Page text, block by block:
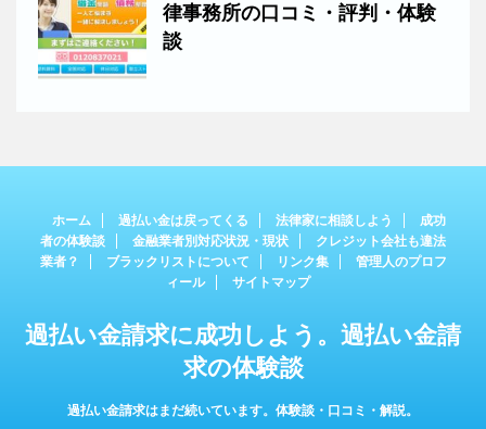
律事務所の口コミ・評判・体験
談
ホーム 過払い金は戻ってくる 法律家に相談しよう
成功
者の体験談
金融業者別対応状況・現状
クレジット会社も違法
業者？
ブラックリストについて リンク集
管理人のプロフ
ィール
サイトマップ
過払い金請求に成功しよう。過払い金請
求の体験談
過払い金請求はまだ続いています。体験談・口コミ・解説。